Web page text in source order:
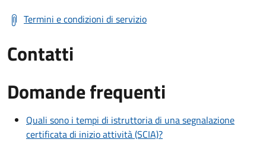
Termini e condizioni di servizio
Contatti
Domande frequenti
Quali sono i tempi di istruttoria di una segnalazione
certificata di inizio attività (SCIA)?